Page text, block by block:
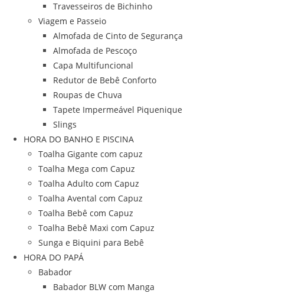
Travesseiros de Bichinho
Viagem e Passeio
Almofada de Cinto de Segurança
Almofada de Pescoço
Capa Multifuncional
Redutor de Bebê Conforto
Roupas de Chuva
Tapete Impermeável Piquenique
Slings
HORA DO BANHO E PISCINA
Toalha Gigante com capuz
Toalha Mega com Capuz
Toalha Adulto com Capuz
Toalha Avental com Capuz
Toalha Bebê com Capuz
Toalha Bebê Maxi com Capuz
Sunga e Biquini para Bebê
HORA DO PAPÁ
Babador
Babador BLW com Manga